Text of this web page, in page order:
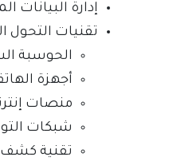
إدارة
تقنيات التحول
الحوسبة
أجهزة
منصات
شبكات
تقنية كشف